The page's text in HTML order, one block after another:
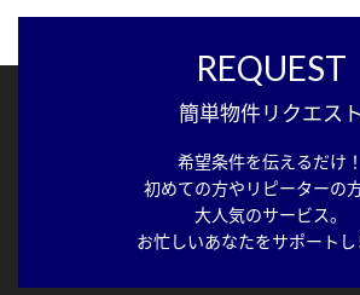
REQUEST
簡単物件リクエスト
希望条件を伝えるだけ！
初めての方やリピーターの
大人気のサービス。
お忙しいあなたをサポートし